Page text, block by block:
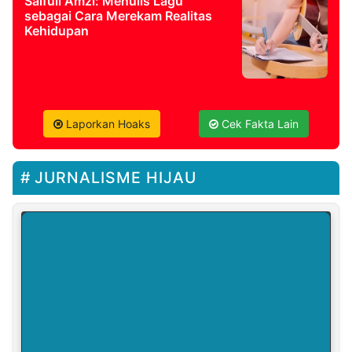
sebagai Cara Merekam Realitas
Kehidupan
Laporkan Hoaks Cek Fakta Lain
JURNALISME HIJAU